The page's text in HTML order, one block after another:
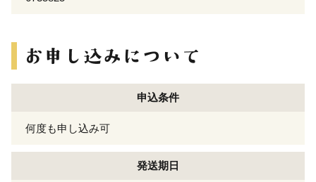
申込条件
何度も申し込み可
発送期日